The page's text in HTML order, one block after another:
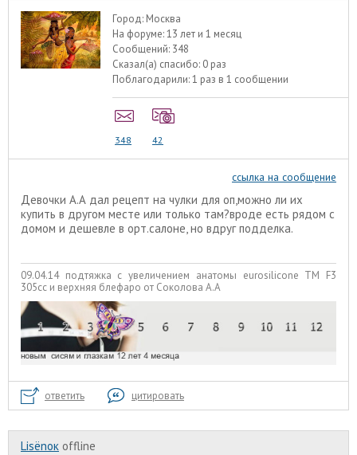
Город: Москва
На форуме:13 лет и 1 месяц
Сообщений: 348
Сказал(а) спасибо: 0 раз
Поблагодарили:1 раз в 1 сообщении
348 42
ссылка на сообщение
Девочки А.А дал рецепт на чулки для оп,можно ли их
купить в другом месте или только там?вроде есть рядом с
домом и дешевле в орт.салоне, но вдруг подделка.
09.04.14 подтяжка с увеличением анатомы eurosilicone TM F3
305cc и верхняя блефаро от Соколова А.А
ответить цитировать
Lisёnок offline